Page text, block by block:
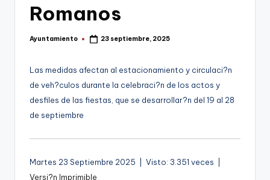
Romanos
Publicado
Ayuntamiento 23 septiembre, 2025
Las medidas afectan al estacionamiento y circulaci?n
de veh?culos durante la celebraci?n de los actos y
desfiles de las fiestas, que se desarrollar?n del 19 al 28
de septiembre
Martes 23 Septiembre 2025 | Visto: 3.351 veces |
Versi?n Imprimible